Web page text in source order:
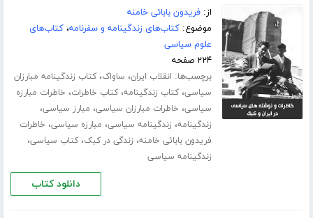
از:فریدون بابائی خامنه
موضوع:کتاب‌های زندگینامه و سفرنامه،کتاب‌های
علوم سیاسی
۲۲۴ صفحه
برچسب‌ها: انقلاب ایران، ساواک،کتاب زندگینامه مبارزان
سیاسی،کتاب زندگینامه،کتاب خاطرات، خاطرات مبارزه
سیاسی، خاطرات مبارزان سیاسی، مبارز سیاسی،
زندگینامه، زندگینامه سیاسی، مبارزه سیاسی، خاطرات
فریدون بابائی خامنه، زندگی در کبک،کتاب سیاسی،
زندگینامه سیاسی
دانلود کتاب